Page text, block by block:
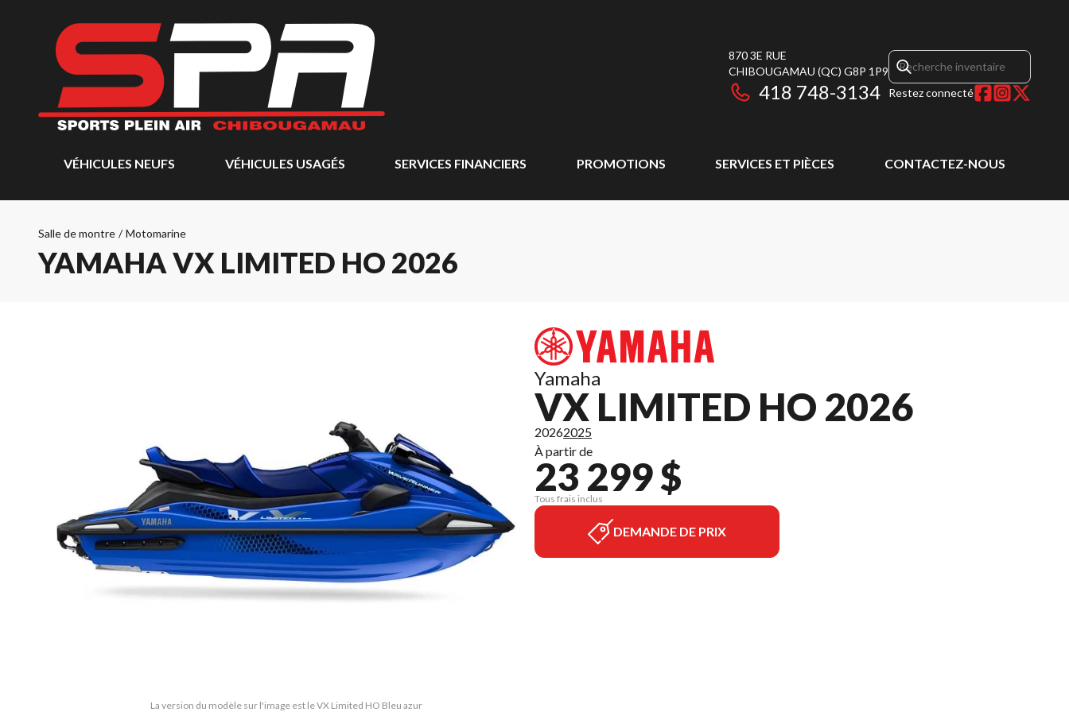
870 3E RUE
CHIBOUGAMAU (QC) G8P 1P9
418 748-3134 Restez connecté
VÉHICULES NEUFS VÉHICULES USAGÉS SERVICES FINANCIERS PROMOTIONS SERVICES ET PIÈCES CONTACTEZ-NOUS
Salle de montre / Motomarine
YAMAHA VX LIMITED HO 2026
La version du modèle sur l'image est le VX Limited HO Bleu azur
Yamaha
VX LIMITED HO 2026
20262025
À partir de
23 299 $
Tous frais inclus
DEMANDE DE PRIX